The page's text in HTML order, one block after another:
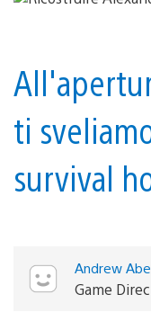
ti
survival
Andrew
Game